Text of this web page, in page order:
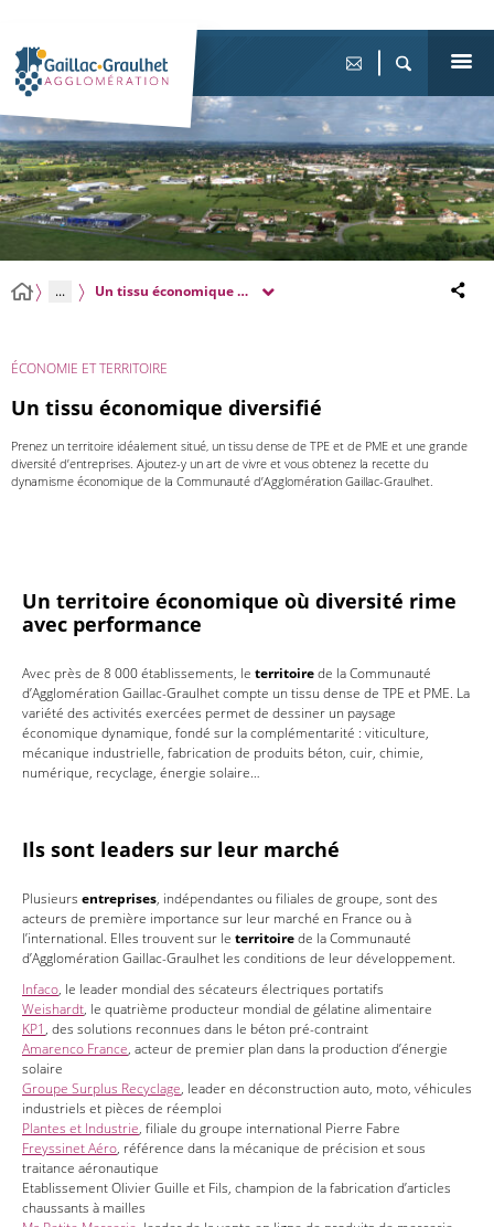
... Un tissu économique diversifié
ÉCONOMIE ET TERRITOIRE
Un tissu économique diversifié
Prenez un territoire idéalement situé, un tissu dense de TPE et de PME et une grande
diversité d’entreprises. Ajoutez-y un art de vivre et vous obtenez la recette du
dynamisme économique de la Communauté d’Agglomération Gaillac-Graulhet.
Un territoire économique où diversité rime
avec performance
Avec près de 8 000 établissements, le territoirede la Communauté
d’Agglomération Gaillac-Graulhet compte un tissu dense de TPE et PME. La
variété des activités exercées permet de dessiner un paysage
économique dynamique, fondé sur la complémentarité : viticulture,
mécanique industrielle, fabrication de produits béton, cuir, chimie,
numérique, recyclage, énergie solaire…
Ils sont leaders sur leur marché
Plusieurs entreprises, indépendantes ou filiales de groupe, sont des
acteurs de première importance sur leur marché en France ou à
l’international. Elles trouvent sur le territoirede la Communauté
d’Agglomération Gaillac-Graulhet les conditions de leur développement.
Infaco, le leader mondial des sécateurs électriques portatifs
Weishardt, le quatrième producteur mondial de gélatine alimentaire
KP1 , des solutions reconnues dans le béton pré-contraint
Amarenco France, acteur de premier plan dans la production d’énergie
solaire
Groupe Surplus Recyclage, leader en déconstruction auto, moto, véhicules
industriels et pièces de réemploi
Plantes et Industrie, filiale du groupe international Pierre Fabre
Freyssinet Aéro, référence dans la mécanique de précision et sous
traitance aéronautique
Etablissement Olivier Guille et Fils, champion de la fabrication d’articles
chaussants à mailles